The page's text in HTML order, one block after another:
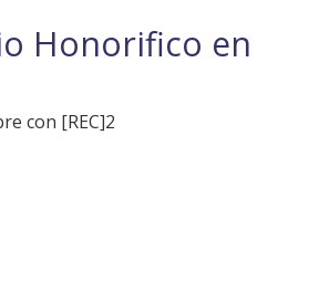
Honorifico en
con [REC]2